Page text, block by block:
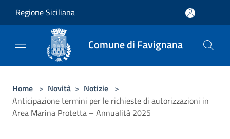
Regione Siciliana
Comune di Favignana
Home > Novità > Notizie >
Anticipazione termini per le richieste di autorizzazioni in
Area Marina Protetta – Annualità 2025